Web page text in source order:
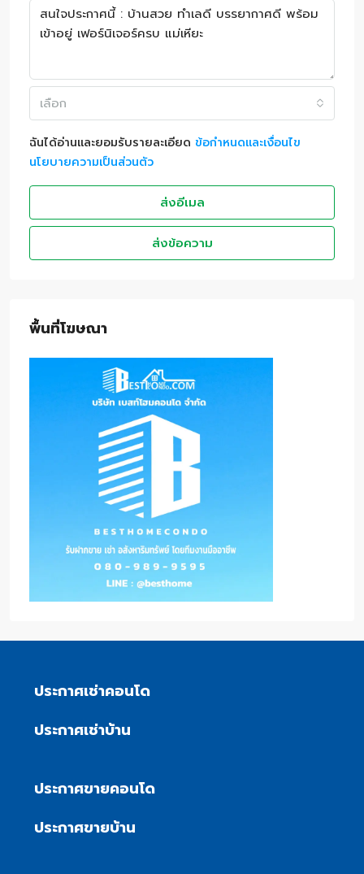
เลือก
ฉันได้อ่านและยอมรับรายละเอียด ข้อกำหนดและเงื่อนไข
นโยบายความเป็นส่วนตัว
ส่งอีเมล
ส่งข้อความ
พื้นที่โฆษณา
ประกาศเช่าคอนโด
ประกาศเช่าบ้าน
ประกาศขายคอนโด
ประกาศขายบ้าน